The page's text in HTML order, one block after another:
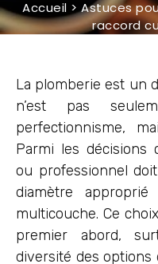
Accueil >Astuces
raccord
La plomberie est un
n’est pas
perfectionnisme,
Parmi les décisions
ou professionnel
diamètre
multicouche. Ce
premier abord,
diversité des options